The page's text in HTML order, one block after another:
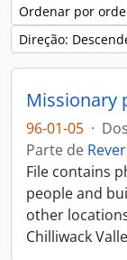
Ordenar por
Direção:
96-01-05 ·
Parte de
File contains
people and
other
Chilliwack